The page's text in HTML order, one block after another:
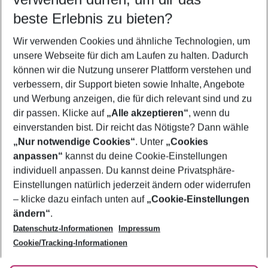
5-8 Nächte
2 Erwachsene Keine Kinder
Mehr Filter anzeigen
Footer
Footer navigation
Über uns
AGB
Bestpreisgarantie
Cookie-Einstellungen ändern
Cookie-Richtlinie
Agenturbetreuung
Barrierefreies Reisen
Folge uns
beste Erlebnis zu bieten?
Wir verwenden Cookies und ähnliche Technologien, um
unsere Webseite für dich am Laufen zu halten. Dadurch
können wir die Nutzung unserer Plattform verstehen und
verbessern, dir Support bieten sowie Inhalte, Angebote
und Werbung anzeigen, die für dich relevant sind und zu
dir passen. Klicke auf „Alle akzeptieren“, wenn du
einverstanden bist. Dir reicht das Nötigste? Dann wähle
„Nur notwendige Cookies“. Unter „Cookies
anpassen“ kannst du deine Cookie-Einstellungen
individuell anpassen. Du kannst deine Privatsphäre-
Einstellungen natürlich jederzeit ändern oder widerrufen
– klicke dazu einfach unten auf „Cookie-Einstellungen
ändern“.
Datenschutz-Informationen
Impressum
Cookie/Tracking-Informationen